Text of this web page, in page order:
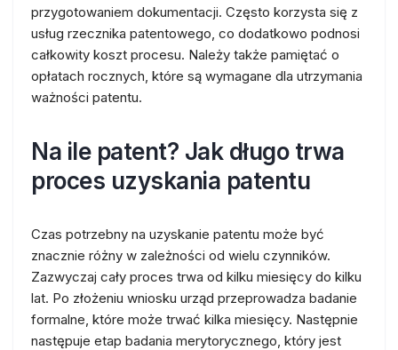
przygotowaniem dokumentacji. Często korzysta się z
usług rzecznika patentowego, co dodatkowo podnosi
całkowity koszt procesu. Należy także pamiętać o
opłatach rocznych, które są wymagane dla utrzymania
ważności patentu.
Na ile patent? Jak długo trwa
proces uzyskania patentu
Czas potrzebny na uzyskanie patentu może być
znacznie różny w zależności od wielu czynników.
Zazwyczaj cały proces trwa od kilku miesięcy do kilku
lat. Po złożeniu wniosku urząd przeprowadza badanie
formalne, które może trwać kilka miesięcy. Następnie
następuje etap badania merytorycznego, który jest